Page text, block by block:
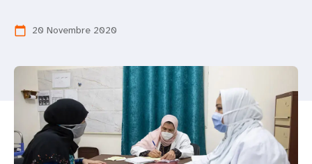
calendar_today 20 Novembre 2020